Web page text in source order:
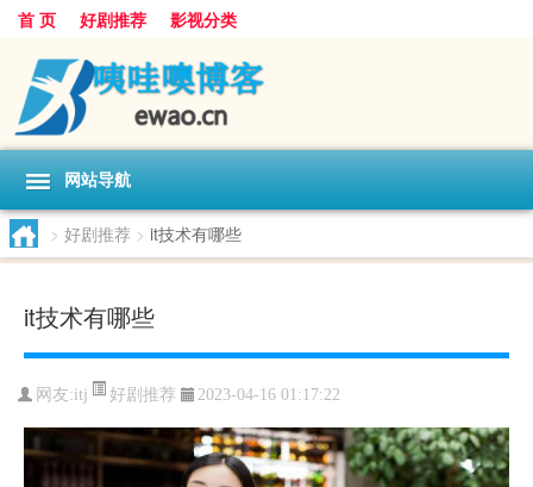
首 页 好剧推荐 影视分类
网站导航
> 好剧推荐 > it技术有哪些
it技术有哪些
网友:itj 好剧推荐 2023-04-16 01:17:22